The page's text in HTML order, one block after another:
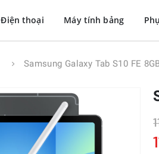
Điện thoại Máy tính bảng
Samsung Galaxy Tab S10 FE